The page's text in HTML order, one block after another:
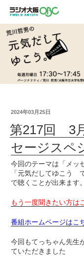
2024年03月25日
第217回 3
セージスペ
今回のテーマは「メッ
「元気だしてゆこう
で聴くことが出来ます。
もう一度聞きたい方は
番組ホームページはこ
今回もてっちゃん先生
ていただきました